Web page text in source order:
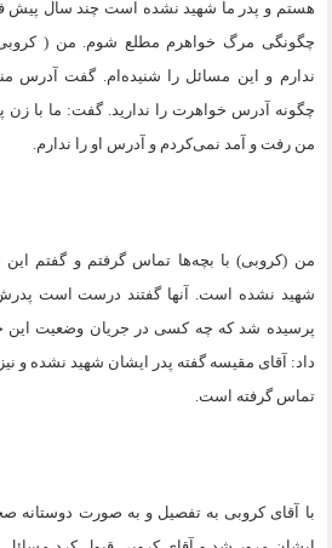
هستم و پدر ما شهید نشده است چند سال پیش
چگونگی مرگ خواهرم مطلع شوم. من (
ندارم و این مسائل را شنیده‌ام. گفت آدرس
چگونه آدرس خواهرت را ندارید. گفت: ما با زن
من رفت و آمد نمی‌کردم و آدرس او را ندارم.
من (کروبی) با بچه‌ها تماس گرفتم و گفتم
شهید نشده است. آنها گفتند درست است
پرسیده شد که چه کسی در جریان وضعیت این
داد: آقای مقیسه گفته پدر ایشان شهید نشده و
تماس گرفته است.
با آقای کروبی به تفصیل و به صورت دوستانه